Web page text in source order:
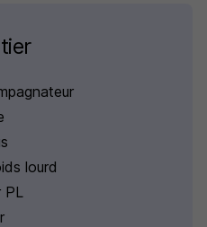
lourd
PL